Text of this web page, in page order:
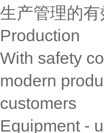
生产管理的有
Production
With safety
modern
customers
Equipment -